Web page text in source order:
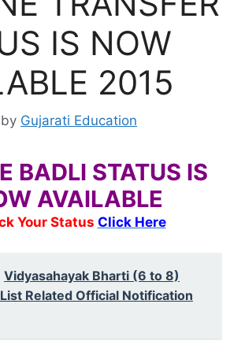
IS NOW
2015
by Gujarati Education
BADLI STATUS IS
AVAILABLE
Your Status Click Here
Vidyasahayak Bharti (6 to 8)
Related Official Notification